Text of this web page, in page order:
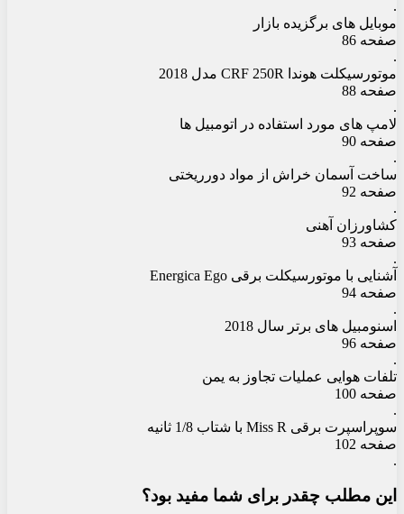
.
موبایل های برگزیده بازار
صفحه 86
.
موتورسیکلت هوندا CRF 250R مدل 2018
صفحه 88
.
لامپ های مورد استفاده در اتومبیل ها
صفحه 90
.
ساخت آسمان خراش از مواد دورریختی
صفحه 92
.
کشاورزان آهنی
صفحه 93
.
آشنایی با موتورسیکلت برقی Energica Ego
صفحه 94
.
اسنومبیل های برتر سال 2018
صفحه 96
.
تلفات هوایی عملیات تجاوز به یمن
صفحه 100
.
سوپراسپرت برقی Miss R با شتاب 1/8 ثانیه
صفحه 102
.
این مطلب چقدر برای شما مفید بود؟